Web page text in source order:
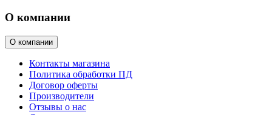
О компании
О компании
Контакты магазина
Политика обработки ПД
Договор оферты
Производители
Отзывы о нас